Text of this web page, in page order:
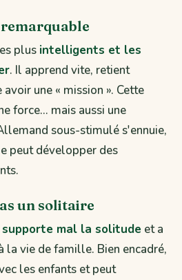
plus intelligents et les
. Il apprend vite, retient
une « mission ». Cette
force… mais aussi une
sous-stimulé s'ennuie,
peut développer des
un solitaire
supporte mal la solitude et a
la vie de famille. Bien encadré,
les enfants et peut